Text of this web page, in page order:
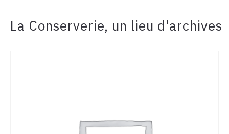
La Conserverie, un lieu d'archives